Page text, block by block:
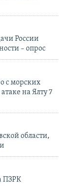
России
– опрос
с морских
на Ялту 7
области,
ПЗРК